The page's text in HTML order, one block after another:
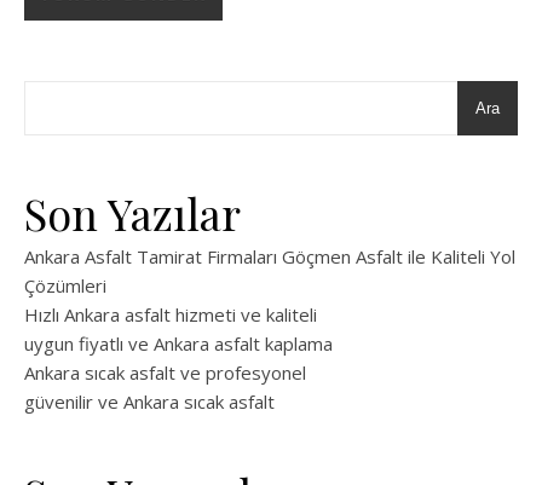
Ara
Son Yazılar
Ankara Asfalt Tamirat Firmaları Göçmen Asfalt ile Kaliteli Yol
Çözümleri
Hızlı Ankara asfalt hizmeti ve kaliteli
uygun fiyatlı ve Ankara asfalt kaplama
Ankara sıcak asfalt ve profesyonel
güvenilir ve Ankara sıcak asfalt